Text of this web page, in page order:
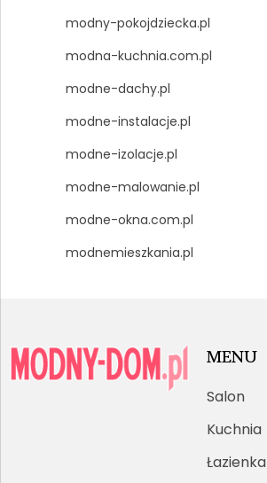
modny-pokojdziecka.pl
modna-kuchnia.com.pl
modne-dachy.pl
modne-instalacje.pl
modne-izolacje.pl
modne-malowanie.pl
modne-okna.com.pl
modnemieszkania.pl
MENU
Salon
Kuchnia
Łazienka